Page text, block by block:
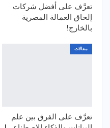
تعرَّف على أفضل شركات
إلحاق العمالة المصرية
بالخارج!
مقالات
تعرَّف على الفرق بين علم